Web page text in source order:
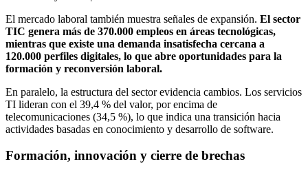
El mercado laboral también muestra señales de expansión. El sector
TIC genera más de 370.000 empleos en áreas tecnológicas,
mientras que existe una demanda insatisfecha cercana a
120.000 perfiles digitales, lo que abre oportunidades para la
formación y reconversión laboral.
En paralelo, la estructura del sector evidencia cambios. Los servicios
TI lideran con el 39,4 % del valor, por encima de
telecomunicaciones (34,5 %), lo que indica una transición hacia
actividades basadas en conocimiento y desarrollo de software.
Formación, innovación y cierre de brechas